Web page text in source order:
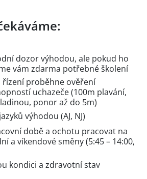
dozor výhodou, ale pokud ho
vám zdarma potřebné školení
řízení proběhne ověření
uchazeče (100m plavání,
ponor až do 5m)
výhodou (AJ, NJ)
době a ochotu pracovat na
a víkendové směny (5:45 – 14:00,
kondici a zdravotní stav